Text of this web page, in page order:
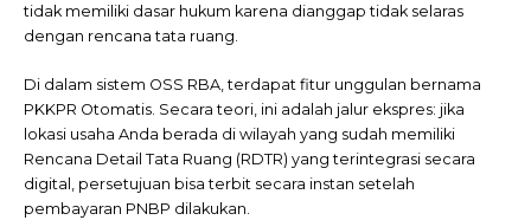
tidak memiliki dasar hukum karena dianggap tidak selaras
dengan rencana tata ruang.
Di dalam sistem OSS RBA, terdapat fitur unggulan bernama
PKKPR Otomatis. Secara teori, ini adalah jalur ekspres: jika
lokasi usaha Anda berada di wilayah yang sudah memiliki
Rencana Detail Tata Ruang (RDTR) yang terintegrasi secara
digital, persetujuan bisa terbit secara instan setelah
pembayaran PNBP dilakukan.